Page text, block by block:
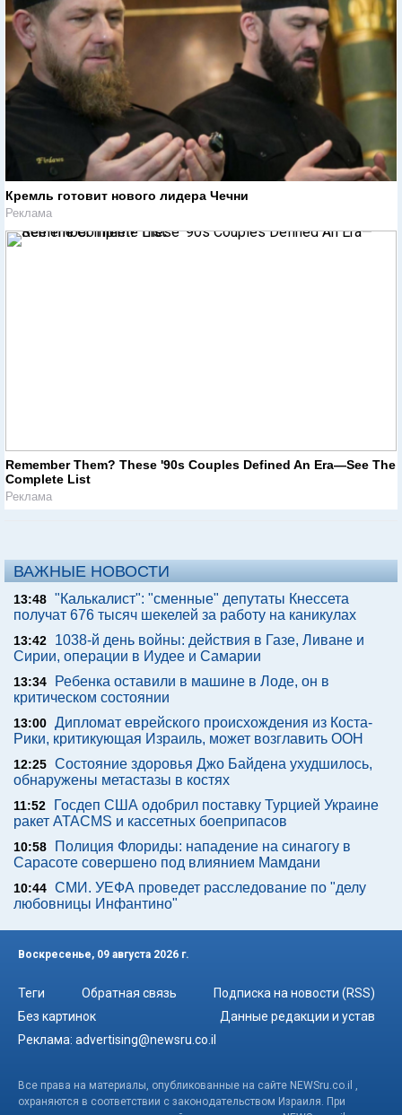
Кремль готовит нового лидера Чечни
Реклама
Remember Them? These '90s Couples Defined An Era—See The
Complete List
Реклама
ВАЖНЫЕ НОВОСТИ
13:48 "Калькалист": "сменные" депутаты Кнессета
получат 676 тысяч шекелей за работу на каникулах
13:42
1038-й день войны: действия в Газе, Ливане и
Сирии, операции в Иудее и Самарии
13:34
Ребенка оставили в машине в Лоде, он в
критическом состоянии
13:00 Дипломат еврейского происхождения из Коста-
Рики, критикующая Израиль, может возглавить ООН
12:25 Состояние здоровья Джо Байдена ухудшилось,
обнаружены метастазы в костях
11:52
Госдеп США одобрил поставку Турцией Украине
ракет ATACMS и кассетных боеприпасов
10:58
Полиция Флориды: нападение на синагогу в
Сарасоте совершено под влиянием Мамдани
10:44 СМИ. УЕФА проведет расследование по "делу
любовницы Инфантино"
Воскресенье, 09 августа 2026 г.
Теги Обратная связь
Подписка на новости (RSS)
Без картинок
Данные редакции и устав
Реклама: advertising@newsru.co.il
Все права на материалы, опубликованные на сайте NEWSru.co.il ,
охраняются в соответствии с законодательством Израиля. При